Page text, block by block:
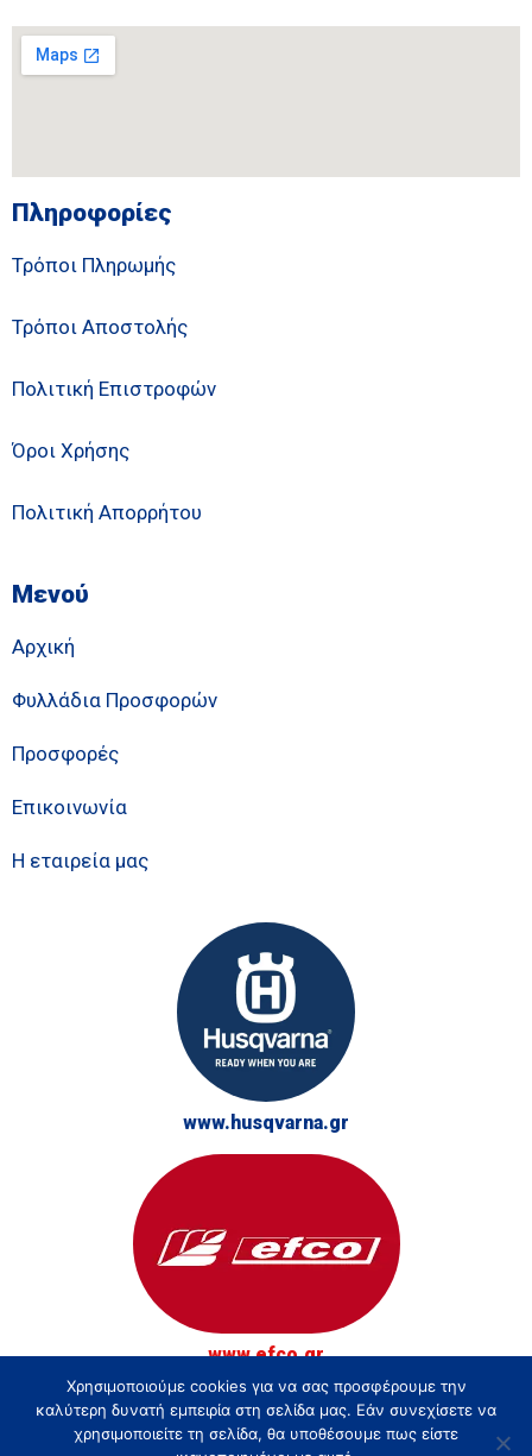
Πληροφορίες
Τρόποι Πληρωμής
Τρόποι Αποστολής
Πολιτική Επιστροφών
Όροι Χρήσης
Πολιτική Απορρήτου
Μενού
Αρχική
Φυλλάδια Προσφορών
Προσφορές
Επικοινωνία
Η εταιρεία μας
www.husqvarna.gr
www.efco.gr
© Τσακίρης - Αγρός, Κήπος και Δάσος 2026
Χρησιμοποιούμε cookies για να σας προσφέρουμε την
καλύτερη δυνατή εμπειρία στη σελίδα μας. Εάν συνεχίσετε να
χρησιμοποιείτε τη σελίδα, θα υποθέσουμε πως είστε